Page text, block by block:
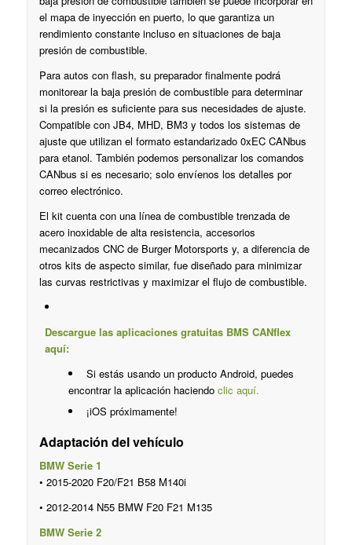
el mapa de inyección en puerto, lo que garantiza un
rendimiento constante incluso en situaciones de baja
presión de combustible.
Para autos con flash, su preparador finalmente podrá
monitorear la baja presión de combustible para determinar
si la presión es suficiente para sus necesidades de ajuste.
Compatible con JB4, MHD, BM3 y todos los sistemas de
ajuste que utilizan el formato estandarizado 0xEC CANbus
para etanol. También podemos personalizar los comandos
CANbus si es necesario; solo envíenos los detalles por
correo electrónico.
El kit cuenta con una línea de combustible trenzada de
acero inoxidable de alta resistencia, accesorios
mecanizados CNC de Burger Motorsports y, a diferencia de
otros kits de aspecto similar, fue diseñado para minimizar
las curvas restrictivas y maximizar el flujo de combustible.
Descargue las aplicaciones gratuitas BMS CANflex
aquí:
Si estás usando un producto Android, puedes
encontrar la aplicación haciendo clic aquí.
¡iOS próximamente!
Adaptación del vehículo
BMW Serie 1
• 2015-2020 F20/F21 B58 M140i
• 2012-2014 N55 BMW F20 F21 M135
BMW Serie 2